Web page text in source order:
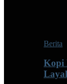
Berita
Kopi